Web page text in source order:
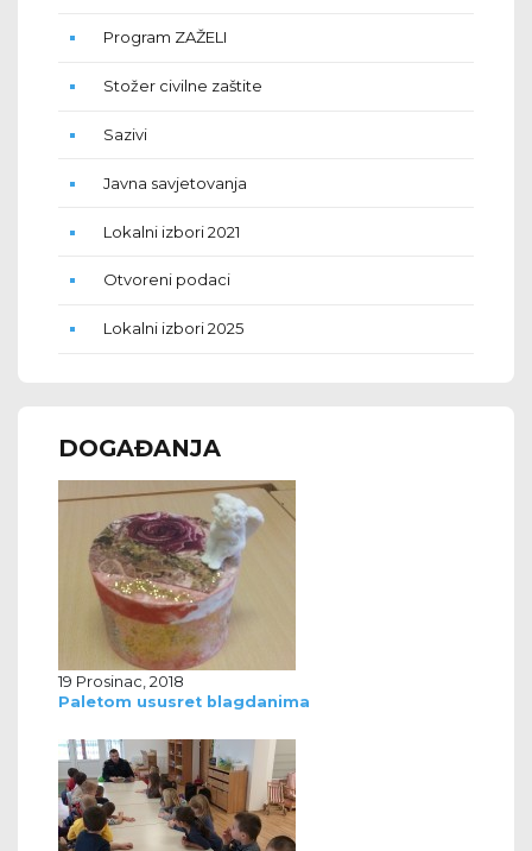
Program ZAŽELI
Stožer civilne zaštite
Sazivi
Javna savjetovanja
Lokalni izbori 2021
Otvoreni podaci
Lokalni izbori 2025
DOGAĐANJA
19 Prosinac, 2018
Paletom ususret blagdanima